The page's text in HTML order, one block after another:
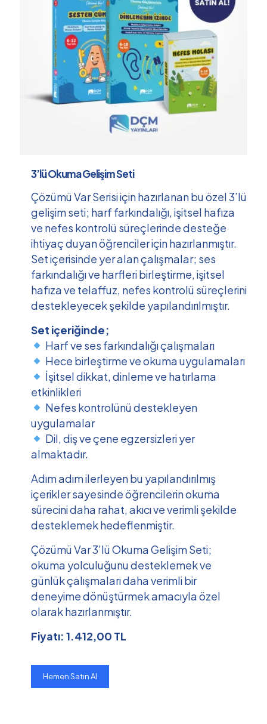
3’lü Okuma Gelişim Seti
Çözümü Var Serisi için hazırlanan bu özel 3’lü
gelişim seti; harf farkındalığı, işitsel hafıza
ve nefes kontrolü süreçlerinde desteğe
ihtiyaç duyan öğrenciler için hazırlanmıştır.
Set içerisinde yer alan çalışmalar; ses
farkındalığı ve harfleri birleştirme, işitsel
hafıza ve telaffuz, nefes kontrolü süreçlerini
destekleyecek şekilde yapılandırılmıştır.
Set içeriğinde;
Harf ve ses farkındalığı çalışmaları
Hece birleştirme ve okuma uygulamaları
İşitsel dikkat, dinleme ve hatırlama
etkinlikleri
Nefes kontrolünü destekleyen
uygulamalar
Dil, diş ve çene egzersizleri yer
almaktadır.
Adım adım ilerleyen bu yapılandırılmış
içerikler sayesinde öğrencilerin okuma
sürecini daha rahat, akıcı ve verimli şekilde
desteklemek hedeflenmiştir.
Çözümü Var 3’lü Okuma Gelişim Seti;
okuma yolculuğunu desteklemek ve
günlük çalışmaları daha verimli bir
deneyime dönüştürmek amacıyla özel
olarak hazırlanmıştır.
Fiyatı: 1.412,00 TL
Hemen Satın Al